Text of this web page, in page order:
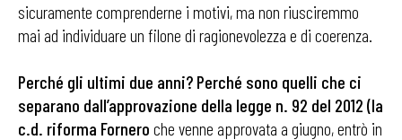
sicuramente comprenderne i motivi, ma non riusciremmo
mai ad individuare un filone di ragionevolezza e di coerenza.
Perché gli ultimi due anni? Perché sono quelli che ci
separano dall’approvazione della legge n. 92 del 2012 (la
c.d. riforma Fornero che venne approvata a giugno, entrò in